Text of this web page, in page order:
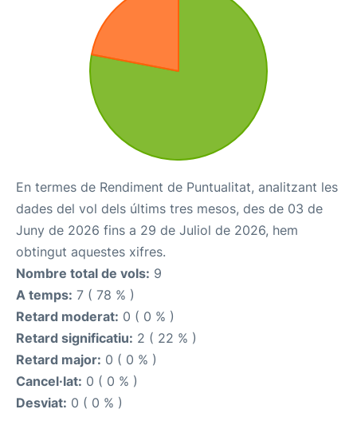
En termes de Rendiment de Puntualitat, analitzant les
dades del vol dels últims tres mesos, des de 03 de
Juny de 2026 fins a 29 de Juliol de 2026, hem
obtingut aquestes xifres.
Nombre total de vols: 9
A temps: 7 ( 78 % )
Retard moderat: 0 ( 0 % )
Retard significatiu: 2 ( 22 % )
Retard major: 0 ( 0 % )
Cancel·lat: 0 ( 0 % )
Desviat: 0 ( 0 % )